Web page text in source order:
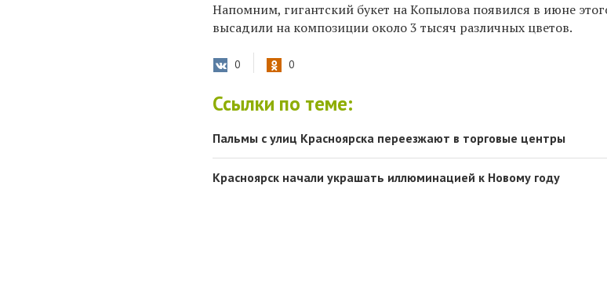
Напомним, гигантский букет на Копылова появился в июне
высадили на композиции около 3 тысяч различных цветов.
0 0
Ссылки по теме:
Пальмы с улиц Красноярска переезжают в торговые центры
Красноярск начали украшать иллюминацией к Новому году